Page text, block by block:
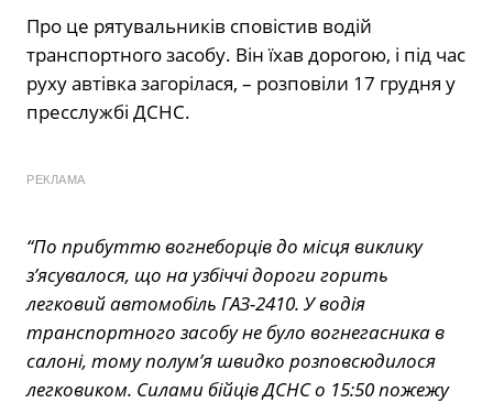
Про це рятувальників сповістив водій
транспортного засобу. Він їхав дорогою, і під час
руху автівка загорілася, – розповіли 17 грудня у
пресслужбі ДСНС.
РЕКЛАМА
“По прибуттю вогнеборців до місця виклику
з’ясувалося, що на узбіччі дороги горить
легковий автомобіль ГАЗ-2410. У водія
транспортного засобу не було вогнегасника в
салоні, тому полум’я швидко розповсюдилося
легковиком. Силами бійців ДСНС о 15:50 пожежу